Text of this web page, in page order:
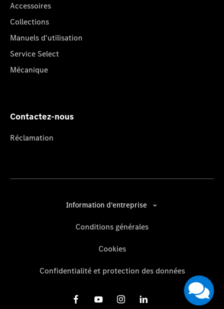
Accessoires
Collections
Manuels d'utilisation
Service Select
Mécanique
Contactez-nous
Réclamation
Information d'entreprise
Conditions générales
Cookies
Confidentialité et protection des données